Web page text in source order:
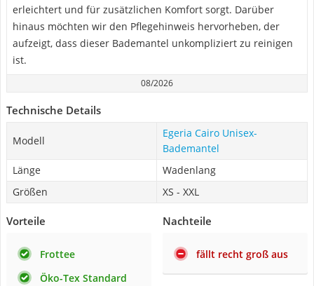
erleichtert und für zusätzlichen Komfort sorgt. Darüber
hinaus möchten wir den Pflegehinweis hervorheben, der
aufzeigt, dass dieser Bademantel unkompliziert zu reinigen
ist.
08/2026
Technische Details
Modell
Egeria Cairo Unisex-
Bademantel
Länge
Wadenlang
Größen
XS - XXL
Vorteile
Frottee
Öko-Tex Standard
Nachteile
fällt recht groß aus